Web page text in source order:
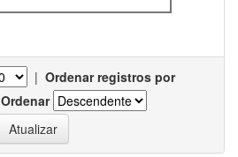
| Ordenar registros por
Ordenar